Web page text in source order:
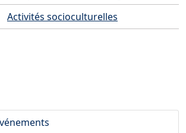
Activités socioculturelles